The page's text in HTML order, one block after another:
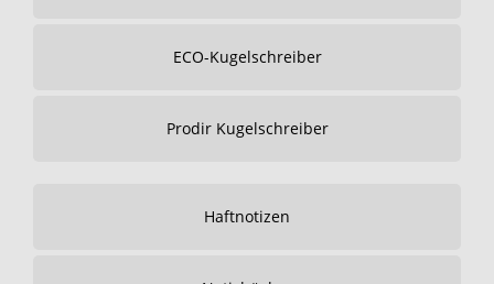
ECO-Kugelschreiber
Prodir Kugelschreiber
Haftnotizen